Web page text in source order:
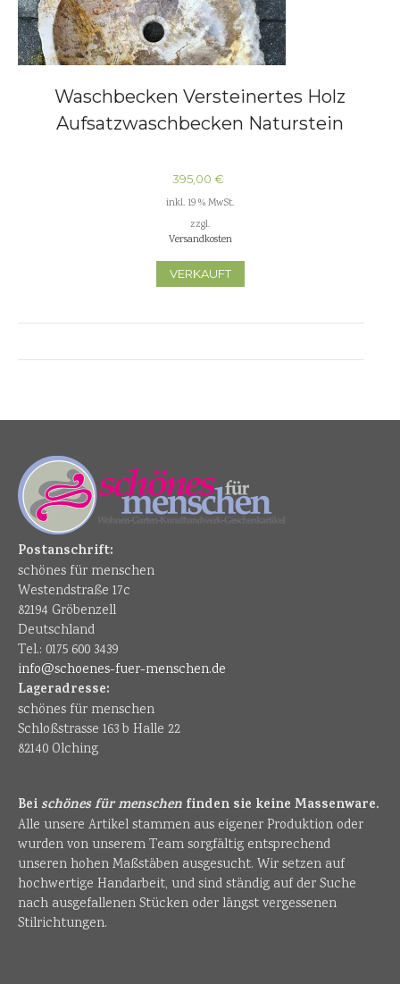
Waschbecken Versteinertes Holz
Aufsatzwaschbecken Naturstein
395,00 €
inkl. 19 % MwSt.
zzgl.
Versandkosten
VERKAUFT
Postanschrift:
schönes für menschen
Westendstraße 17c
82194 Gröbenzell
Deutschland
Tel.: 0175 600 3439
info@schoenes-fuer-menschen.de
Lageradresse:
schönes für menschen
Schloßstrasse 163 b Halle 22
82140 Olching
Beischönes für menschen finden sie keine Massenware.
Alle unsere Artikel stammen aus eigener Produktion oder
wurden von unserem Team sorgfältig entsprechend
unseren hohen Maßstäben ausgesucht. Wir setzen auf
hochwertige Handarbeit, und sind ständig auf der Suche
nach ausgefallenen Stücken oder längst vergessenen
Stilrichtungen.